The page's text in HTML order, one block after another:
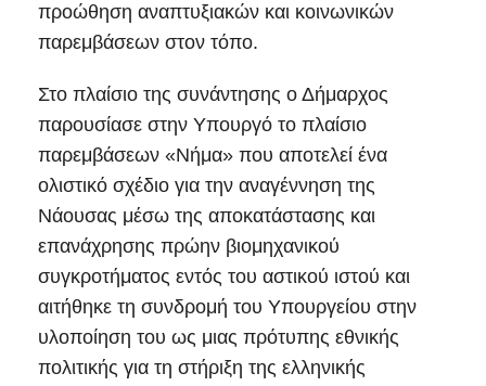
προώθηση αναπτυξιακών και κοινωνικών
παρεμβάσεων στον τόπο.
Στο πλαίσιο της συνάντησης ο Δήμαρχος
παρουσίασε στην Υπουργό το πλαίσιο
παρεμβάσεων «Νήμα» που αποτελεί ένα
ολιστικό σχέδιο για την αναγέννηση της
Νάουσας μέσω της αποκατάστασης και
επανάχρησης πρώην βιομηχανικού
συγκροτήματος εντός του αστικού ιστού και
αιτήθηκε τη συνδρομή του Υπουργείου στην
υλοποίηση του ως μιας πρότυπης εθνικής
πολιτικής για τη στήριξη της ελληνικής